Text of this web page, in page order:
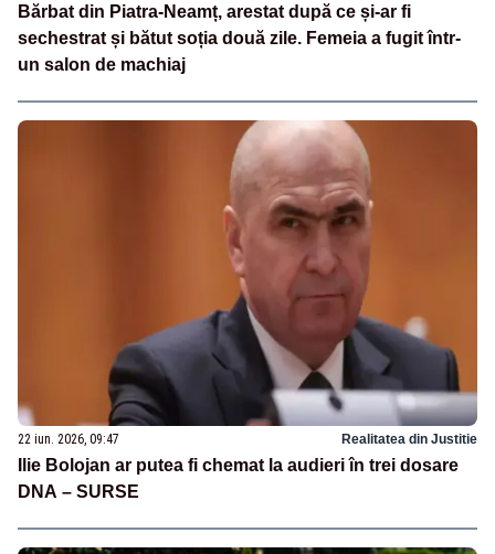
Bărbat din Piatra-Neamț, arestat după ce și-ar fi
sechestrat și bătut soția două zile. Femeia a fugit într-
un salon de machiaj
22 iun. 2026, 09:47 Realitatea din Justitie
Ilie Bolojan ar putea fi chemat la audieri în trei dosare
DNA – SURSE